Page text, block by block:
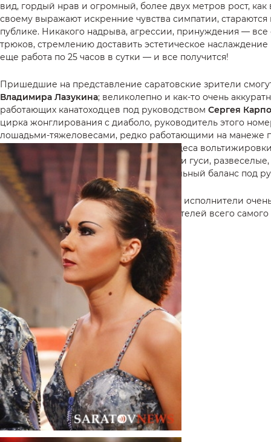
вид, гордый нрав и огромный, более двух метров рост,
своему выражают искренние чувства симпатии,
публике. Никакого надрыва, агрессии, принуждения —
трюков, стремлению доставить эстетическое
еще работа по 25 часов в сутки — и все получится!
Пришедшие на представление саратовские зрители
Владимира Лазукина; великолепно и как-то очень
работающих канатоходцев под руководством Сергея
цирка жонглирования с диаболо, руководитель этого
лошадьми-тяжеловесами, редко работающими на манеже
Александрова-Серж
, где проявляют чудеса
интересного: дрессированные собачки и гуси,
хула-хупом Майи Артемьевой , оригинальный баланс под
Остается добавить, что практически все исполнители
артистов цирка — достойных продолжателей всего